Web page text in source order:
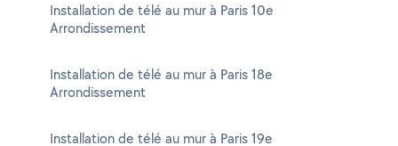
Installation de télé au mur à Paris 10e
Arrondissement
Installation de télé au mur à Paris 18e
Arrondissement
Installation de télé au mur à Paris 19e